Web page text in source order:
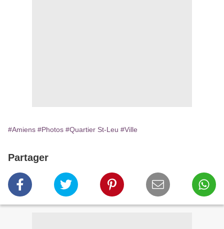
#Amiens #Photos #Quartier St-Leu #Ville
Partager